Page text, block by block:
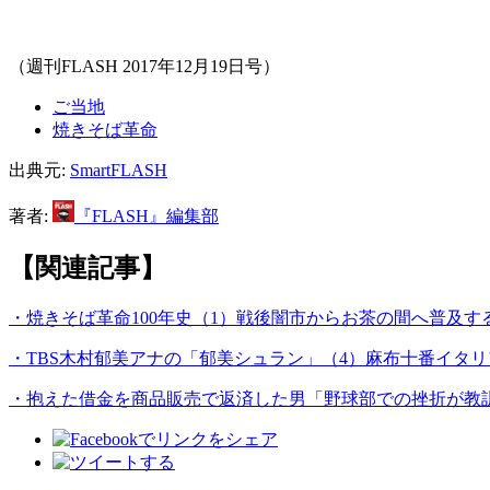
（週刊FLASH 2017年12月19日号）
ご当地
焼きそば革命
出典元: SmartFLASH
著者: 『FLASH』編集部
【関連記事】
・焼きそば革命100年史（1）戦後闇市からお茶の間へ普及す
・TBS木村郁美アナの「郁美シュラン」（4）麻布十番イタ
・抱えた借金を商品販売で返済した男「野球部での挫折が教